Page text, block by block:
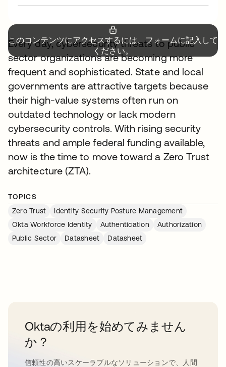
このコンテンツにアクセスするには、フォームに記入して
ください。
Every day, cybersecurity threats to public
sector organizations are becoming more
frequent and sophisticated. State and local
governments are attractive targets because
their high-value systems often run on
outdated technology or lack modern
cybersecurity controls. With rising security
threats and ample federal funding available,
now is the time to move toward a Zero Trust
architecture (ZTA).
TOPICS
Zero Trust
Identity Security Posture Management
Okta Workforce Identity
Authentication
Authorization
Public Sector
Datasheet Datasheet
Oktaの利用を始めてみません
か？
信頼性の高いスケーラブルなソリューションで、人間